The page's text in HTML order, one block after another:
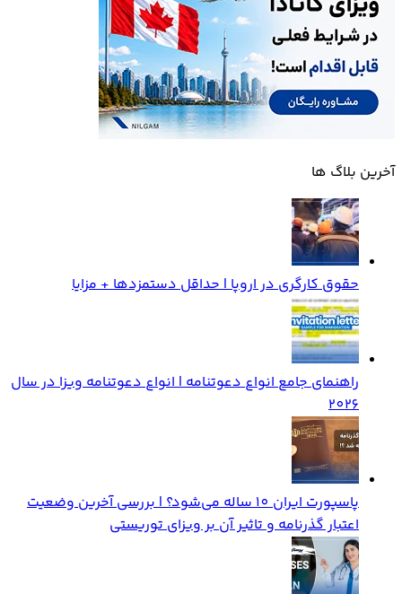
آخرین بلاگ ها
حقوق کارگری در اروپا | حداقل دستمزدها + مزایا
راهنمای جامع انواع دعوتنامه | انواع دعوتنامه ویزا در سال
2026
پاسپورت ایران 10 ساله می‌شود؟ | بررسی آخرین وضعیت
اعتبار گذرنامه و تاثیر آن بر ویزای توریستی